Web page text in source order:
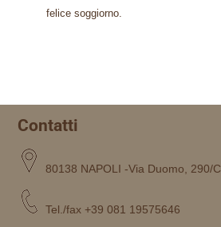
felice soggiorno.
Contatti
80138 NAPOLI -Via Duomo, 290/C
Tel./fax +39 081 19575646